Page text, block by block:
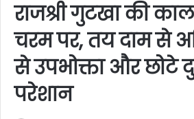
राजश्री गुटखा की
चरम पर, तय दाम से
से उपभोक्ता और छोटे
परेशान